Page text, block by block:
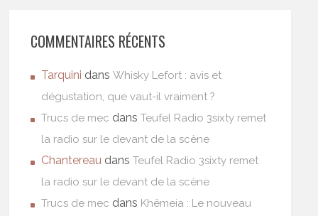
COMMENTAIRES RÉCENTS
Tarquini dansWhisky Lefort : avis et
dégustation, que vaut-il vraiment ?
Trucs de mec dansTeufel Radio 3sixty remet
la radio sur le devant de la scène
Chantereau dansTeufel Radio 3sixty remet
la radio sur le devant de la scène
Trucs de mec dans Khêmeia : Le nouveau